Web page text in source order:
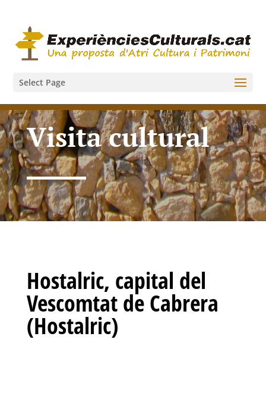
Select Page
Visita cultural
Hostalric, capital del
Vescomtat de Cabrera
(Hostalric)